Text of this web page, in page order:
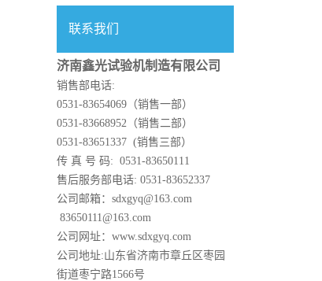
联系我们
济南鑫光试验机制造有限公司
销售部电话:
0531-83654069（销售一部）
0531-83668952（销售二部）
0531-83651337 (销售三部）
传 真 号 码: 0531-83650111
售后服务部电话: 0531-83652337
公司邮箱：sdxgyq@163.com
83650111@163.com
公司网址：www.sdxgyq.com
公司地址:山东省济南市章丘区枣园
街道枣宁路1566号